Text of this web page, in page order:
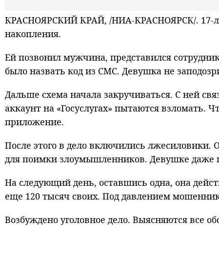
КРАСНОЯРСКИЙ КРАЙ, /НИА-КРАСНОЯРСК/. 17-
накопления.
Ей позвонил мужчина, представился
было назвать код из СМС. Девушка не
Дальше схема начала закручиваться. С ней
аккаунт на «Госуслугах» пытаются взломать.
приложение.
После этого в дело включились лжесиловики.
для поимки злоумышленников. Девушке даже
На следующий день, оставшись одна, она
еще 120 тысяч своих. Под давлением
Возбуждено уголовное дело. Выясняются все